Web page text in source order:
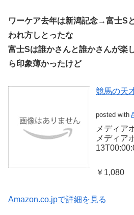
ワーケア去年は新潟記念→富士S
われ方しとったな
富士Sは誰かさんと誰かさんが楽
ら印象薄かったけど
競馬の天
posted with
メディア
メディア
￥1,080
Amazon.co.jpで詳細を見る